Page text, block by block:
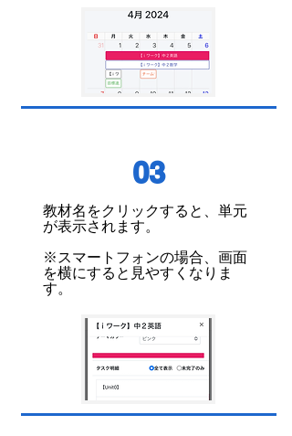
03
教材名をクリックすると、単元
が表示されます。
​※スマートフォンの場合、画面
を横にすると見やすくなりま
す。